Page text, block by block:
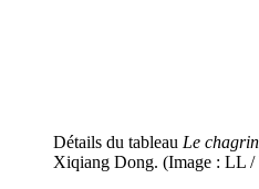
Détails du tableau Le
Xiqiang Dong. (Image : LL /